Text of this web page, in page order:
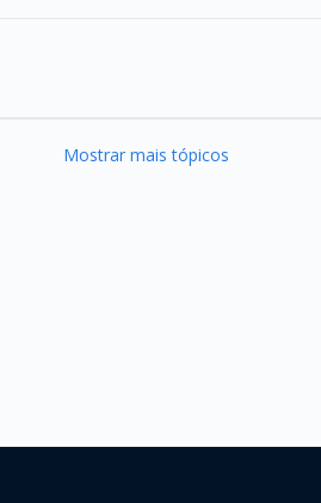
Mostrar mais tópicos